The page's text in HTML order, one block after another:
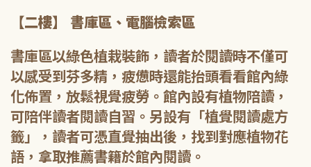
【二樓】 書庫區、電腦檢索區
書庫區以綠色植栽裝飾，讀者於閱讀時不僅可
以感受到芬多精，疲憊時還能抬頭看看館內綠
化佈置，放鬆視覺疲勞。館內設有植物陪讀，
可陪伴讀者閱讀自習。另設有「植覺閱讀處方
籤」，讀者可憑直覺抽出後，找到對應植物花
語，拿取推薦書籍於館內閱讀。